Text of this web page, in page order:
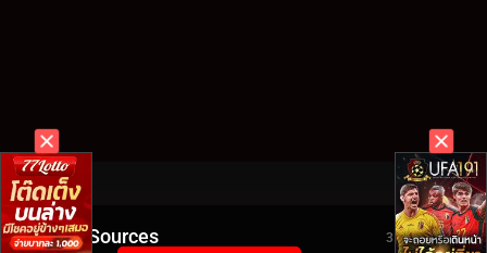
Video Sources 3554 Views